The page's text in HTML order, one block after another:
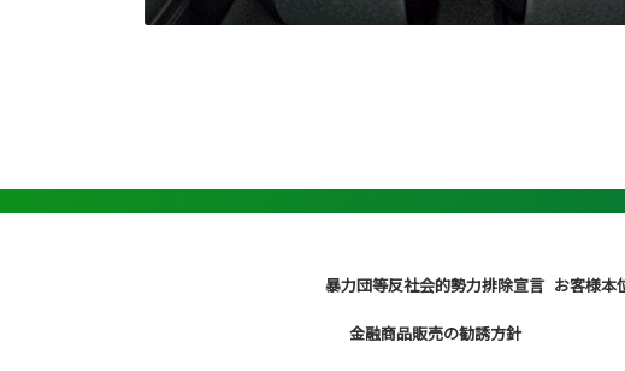
暴力団等反社会的勢力排除宣言
金融商品販売の勧誘方針
お客様本